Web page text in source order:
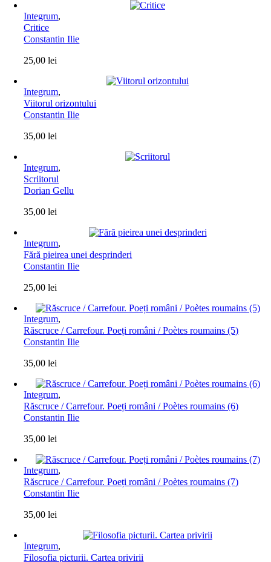
Integrum,
Critice
Constantin Ilie
25,00lei
Integrum,
Viitorul orizontului
Constantin Ilie
35,00lei
Integrum,
Scriitorul
Dorian Gellu
35,00lei
Integrum,
Fără pieirea unei desprinderi
Constantin Ilie
25,00lei
Integrum,
Răscruce / Carrefour. Poeți români / Poètes roumains (5)
Constantin Ilie
35,00lei
Integrum,
Răscruce / Carrefour. Poeți români / Poètes roumains (6)
Constantin Ilie
35,00lei
Integrum,
Răscruce / Carrefour. Poeți români / Poètes roumains (7)
Constantin Ilie
35,00lei
Integrum,
Filosofia picturii. Cartea privirii